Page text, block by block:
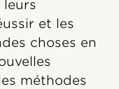
leurs
et les
choses en
méthodes